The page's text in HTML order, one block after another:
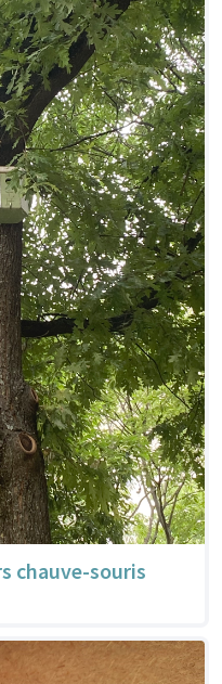
chauve-souris